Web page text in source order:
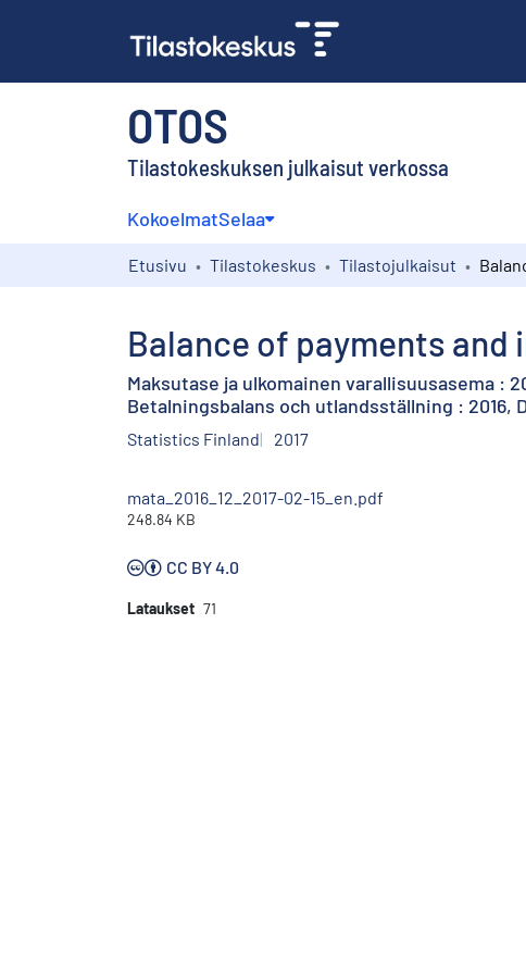
OTOS
Tilastokeskuksen julkaisut verkossa
KokoelmatSelaa
Etusivu Tilastokeskus Tilastojulkaisut
Balance of payments
Maksutase ja ulkomainen varallisuusasema :
Betalningsbalans och utlandsställning : 2016,
Statistics Finland 2017
mata_2016_12_2017-02-15_en.pdf
248.84 KB
CC BY 4.0
Lataukset 71